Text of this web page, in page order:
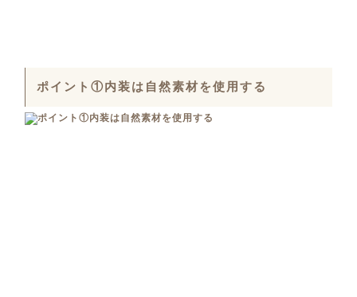
ポイント①内装は自然素材を使用する